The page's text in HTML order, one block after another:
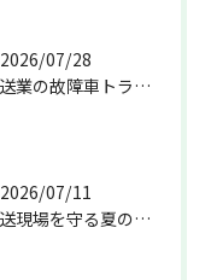
2026/07/28
運送業の故障車トラブル即時対処法
2026/07/11
運送現場を守る夏の熱中症対策